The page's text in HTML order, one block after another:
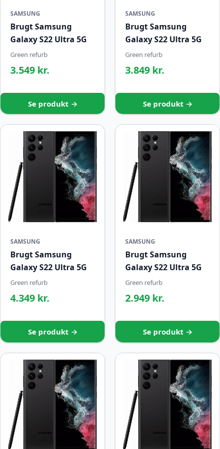
SAMSUNG
Brugt Samsung
Galaxy S22 Ultra 5G
Green refurb
3.549 kr.
Se produkt →
SAMSUNG
Brugt Samsung
Galaxy S22 Ultra 5G
Green refurb
3.849 kr.
Se produkt →
SAMSUNG
Brugt Samsung
Galaxy S22 Ultra 5G
Green refurb
4.349 kr.
Se produkt →
SAMSUNG
Brugt Samsung
Galaxy S22 Ultra 5G
Green refurb
2.949 kr.
Se produkt →